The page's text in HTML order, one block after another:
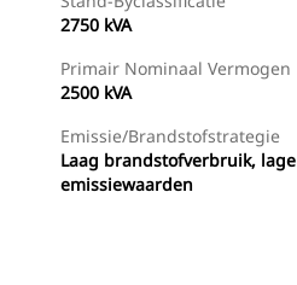
2750 kVA
Primair Nominaal Vermogen
2500 kVA
Emissie/brandstofstrategie
Laag brandstofverbruik, lage
emissiewaarden